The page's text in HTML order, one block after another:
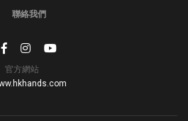
聯絡我們
官方網站